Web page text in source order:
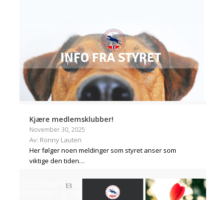
Kjære medlemsklubber!
November 30, 2025
Av: Ronny Lauten
Her følger noen meldinger som styret anser som
viktige den tiden…